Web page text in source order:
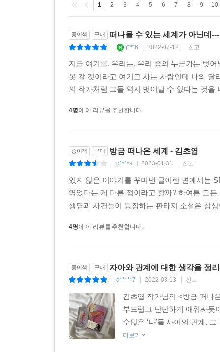
몸의 위치와 움직임을 감지하는 고유수용 감각이
되고, ‘트랜스휴먼 연합의 회장’과 ‘과잉 사지 연
발성기관이 퇴하하여 호흡으로 대화를 하는 숨그
아름다운 소통, 사랑, 이별의 이야기. 지연 속에서
절대 옮길 수 없는 것들에 대해서 생각하게 한다.
소녀만이 죽은 것이나 다름없던 오랜 잠에서 깨
‘단희’는 연구소에 출근한 첫날, 격리되어 있던 ‘
언어를 배우는 게 불가능한 원형 인류 ‘조안’은
기계를 만들어내지만, ‘조안’은 행성 밖으로 나가
과학지상주의로 가득한 지구인으로서는 결코 알
살아가는 ‘오브’의 모습에서 우리는 ‘공존’의 의미
‘벨라타’의 사제인 노아는 지구에서 온 탐사대
생물을 만지거나 먹어서는 안 된다고 경고한다.
비밀을 알아낸다. 바로, ‘오브’가 뿜어내는 루
1 2 3 4 5 6 7 8 9 10
종이책 구매 떠나올 수 있는 세계가 아닌데
j***6 2022-07-12 신고
지금 여기를, 우리는, 우리 중의 누군가는 벗
못 갈 것이라고 여기고 사는 사람인데 나와
의 작가처럼 그들 역시 벗어날 수 없다는 것
4명이 이 리뷰를 추천합니다.
종이책 구매 방금 떠나온 세계 - 김초엽
c****s 2023-01-31 신고
있지 않은 이야기를 꾸며낸 글이란 면에서는
엮었다는 게 다른 점이라고 할까? 하여튼 모
생명과 사건들이 등장하는 판타지 소설은 상
4명이 이 리뷰를 추천합니다.
종이책 구매 자아와 관계에 대한 생각을 정
d*****7 2022-03-13 신고
김초엽 작가님의 <방금 떠나
부드럽고 단단하게 애워싸듯
수많은 ‘나’들 사이의 관계,
더보기